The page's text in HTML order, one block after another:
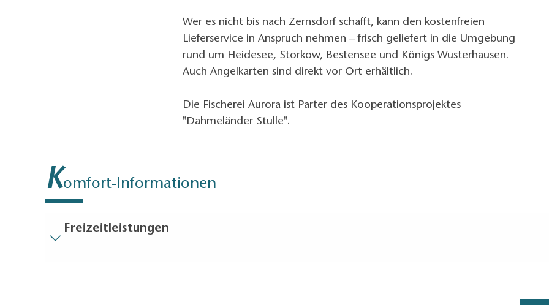
Wer es nicht bis nach Zernsdorf schafft, kann den kostenfreien
Lieferservice in Anspruch nehmen – frisch geliefert in die Umgebung
rund um Heidesee, Storkow, Bestensee und Königs Wusterhausen.
Auch Angelkarten sind direkt vor Ort erhältlich.
Die Fischerei Aurora ist Parter des Kooperationsprojektes
"Dahmeländer Stulle".
Komfort-Informationen
Freizeitleistungen